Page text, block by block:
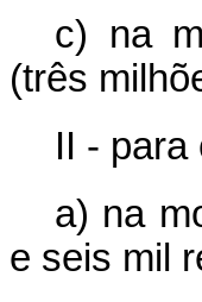
c) na
(três
II -
a) na
e seis mil